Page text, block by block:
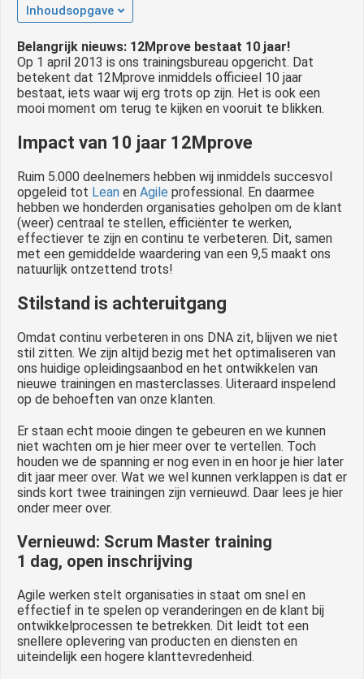
Inhoudsopgave
Belangrijk nieuws: 12Mprove bestaat 10 jaar!
Op 1 april 2013 is ons trainingsbureau opgericht. Dat
betekent dat 12Mprove inmiddels officieel 10 jaar
bestaat, iets waar wij erg trots op zijn. Het is ook een
mooi moment om terug te kijken en vooruit te blikken.
Impact van 10 jaar 12Mprove
Ruim 5.000 deelnemers hebben wij inmiddels succesvol
opgeleid tot Lean en Agile professional. En daarmee
hebben we honderden organisaties geholpen om de klant
(weer) centraal te stellen, efficiënter te werken,
effectiever te zijn en continu te verbeteren. Dit, samen
met een gemiddelde waardering van een 9,5 maakt ons
natuurlijk ontzettend trots!
Stilstand is achteruitgang
Omdat continu verbeteren in ons DNA zit, blijven we niet
stil zitten. We zijn altijd bezig met het optimaliseren van
ons huidige opleidingsaanbod en het ontwikkelen van
nieuwe trainingen en masterclasses. Uiteraard inspelend
op de behoeften van onze klanten.
Er staan echt mooie dingen te gebeuren en we kunnen
niet wachten om je hier meer over te vertellen. Toch
houden we de spanning er nog even in en hoor je hier later
dit jaar meer over. Wat we wel kunnen verklappen is dat er
sinds kort twee trainingen zijn vernieuwd. Daar lees je hier
onder meer over.
Vernieuwd: Scrum Master training
1 dag, open inschrijving
Agile werken stelt organisaties in staat om snel en
effectief in te spelen op veranderingen en de klant bij
ontwikkelprocessen te betrekken. Dit leidt tot een
snellere oplevering van producten en diensten en
uiteindelijk een hogere klanttevredenheid.
de
website-
van